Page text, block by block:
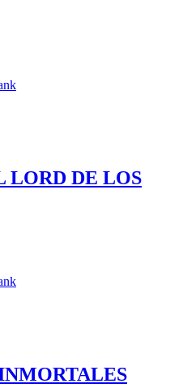
LORD DE LOS